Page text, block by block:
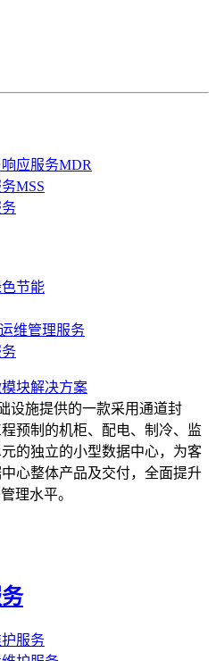
应服务MDR
MSS
务
节能
维管理服务
块解决方案
设施提供的一款采用通道封
预制的机柜、配电、制冷、监
的独立的小型数据中心，为客
心整体产品及交付，全面提升
理水平。
服务